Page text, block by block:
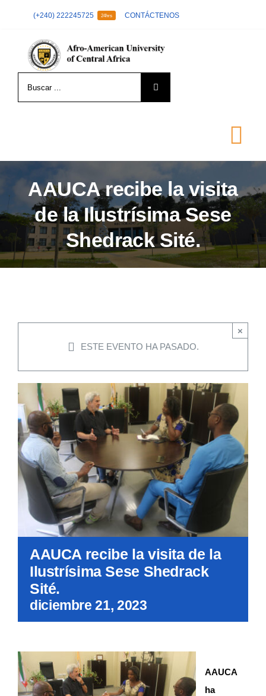
(+240) 222245725 24hrs CONTÁCTENOS
LA UNIVERSIDAD
FORMACIÓN
ADMISIÓN
DOCUMENTOS
CONTÁCTENOS
ACCESOS DIRECTOS
AAUCA recibe la visita
de la Ilustrísima Sese
Shedrack Sité.
ESTE EVENTO HA PASADO.
×
AAUCA recibe la visita de la
Ilustrísima Sese Shedrack
Sité.
diciembre 21, 2023
AAUCA
ha